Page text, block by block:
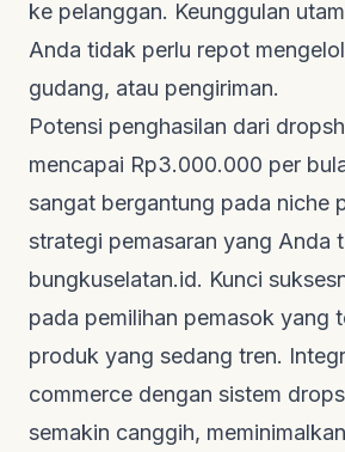
ke pelanggan. Keunggulan
Anda tidak perlu repot
gudang, atau pengiriman.
Potensi penghasilan dari
mencapai Rp3.000.000 per
sangat bergantung pada niche
strategi pemasaran yang Anda
bungkuselatan.id. Kunci
pada pemilihan pemasok yang
produk yang sedang tren.
commerce dengan sistem
semakin canggih,